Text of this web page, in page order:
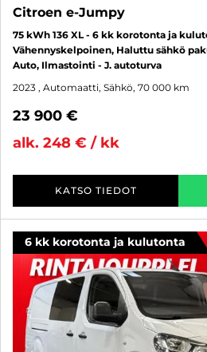
Citroen e-Jumpy
75 kWh 136 XL - 6 kk korotonta ja
Vähennyskelpoinen, Haluttu sähkö
Auto, Ilmastointi - J. autoturva
2023 , Automaatti, Sähkö, 70 000 km
23 900 €
alk. 248 € / kk
KATSO TIEDOT
6 kk korotonta ja kulutonta